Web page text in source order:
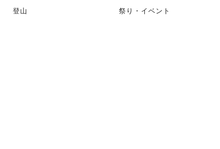
登山 祭り・イベント